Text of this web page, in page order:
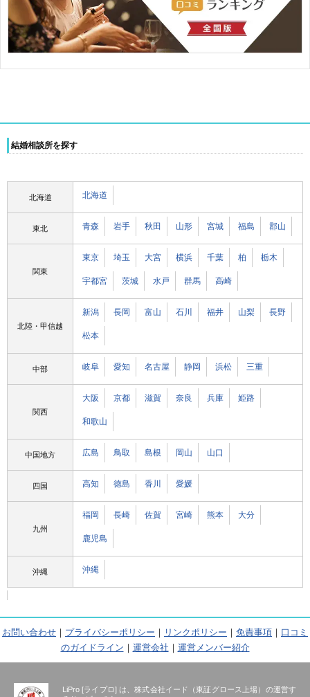
結婚相談所を探す
北海道 北海道
東北 青森 岩手 秋田 山形 宮城 福島 郡山
関東
東京 埼玉 大宮 横浜 千葉 柏 栃木
宇都宮 茨城 水戸 群馬 高崎
北陸・甲信越
新潟 長岡 富山 石川 福井 山梨 長野
松本
中部 岐阜 愛知 名古屋 静岡 浜松 三重
関西
大阪 京都 滋賀 奈良 兵庫 姫路
和歌山
中国地方 広島 鳥取 島根 岡山 山口
四国 高知 徳島 香川 愛媛
九州
福岡 長崎 佐賀 宮崎 熊本 大分
鹿児島
沖縄 沖縄
お問い合わせ ｜ プライバシーポリシー ｜ リンクポリシー ｜ 免責事項 ｜ 口コミ
のガイドライン ｜ 運営会社 ｜ 運営メンバー紹介
LiPro [ライプロ] は、株式会社イード（東証グロース上場）の運営す